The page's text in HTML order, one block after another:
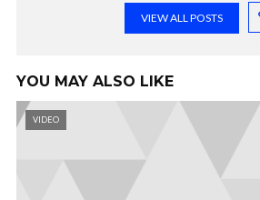
VIEW ALL POSTS
YOU MAY ALSO LIKE
VIDEO